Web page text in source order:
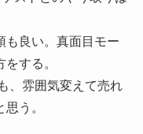
も良い。真面目モー
する。
、雰囲気変えて売れ
う。